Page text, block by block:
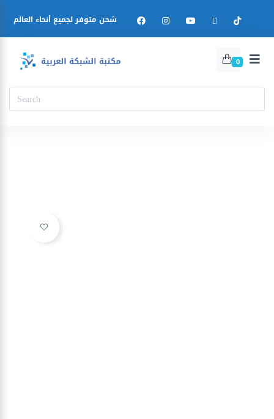
شحن متوفر لجميع أنحاء العالم
0